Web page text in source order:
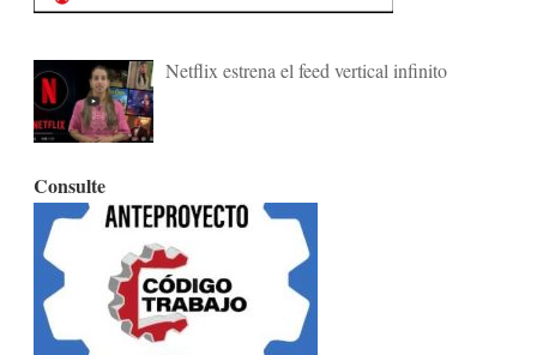
Netflix estrena el feed vertical infinito
Consulte